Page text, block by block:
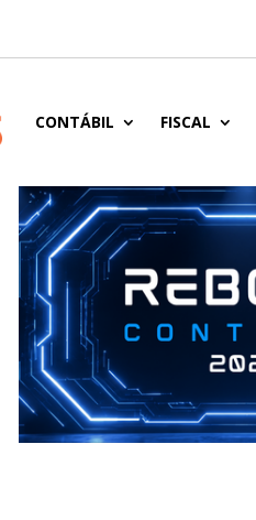
CONTÁBIL FISCAL